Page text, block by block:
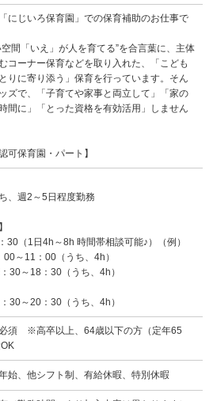
にじいろ保育園」での保育補助のお仕事で
空間「いえ」が人を育てる”を合言葉に、主体
コーナー保育などを取り入れた、「こども
りに寄り添う」保育を行っています。そん
ズで、「子育てや家事と両立して」「家の
間に」「とった資格を有効活用」しません
可保育園・パート】
、週2～5日程度勤務
30（1日4h～8h 時間帯相談可能♪）（例）
～11：00（うち、4h）
30～18：30（うち、4h）
30～20：30（うち、4h）
須 ※高卒以上、64歳以下の方（定年65
始、他シフト制、有給休暇、特別休暇